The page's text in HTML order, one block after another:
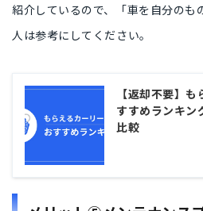
紹介しているので、「車を自分のも
人は参考にしてください。
【返却不要】
すすめランキン
比較